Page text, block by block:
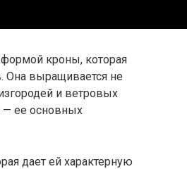
кроны, которая
Она выращивается не
и ветровых
— ее основных
дает ей характерную